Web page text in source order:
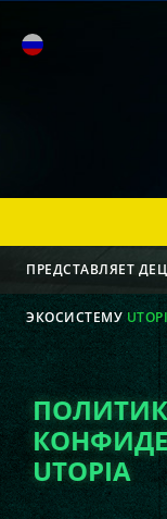
ПРЕДСТАВЛЯЕТ
ЭКОСИСТЕМУ
UTOPIA